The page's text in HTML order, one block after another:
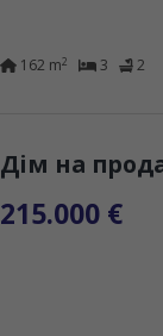
162 m2 3 2
Дім на
215.000 €